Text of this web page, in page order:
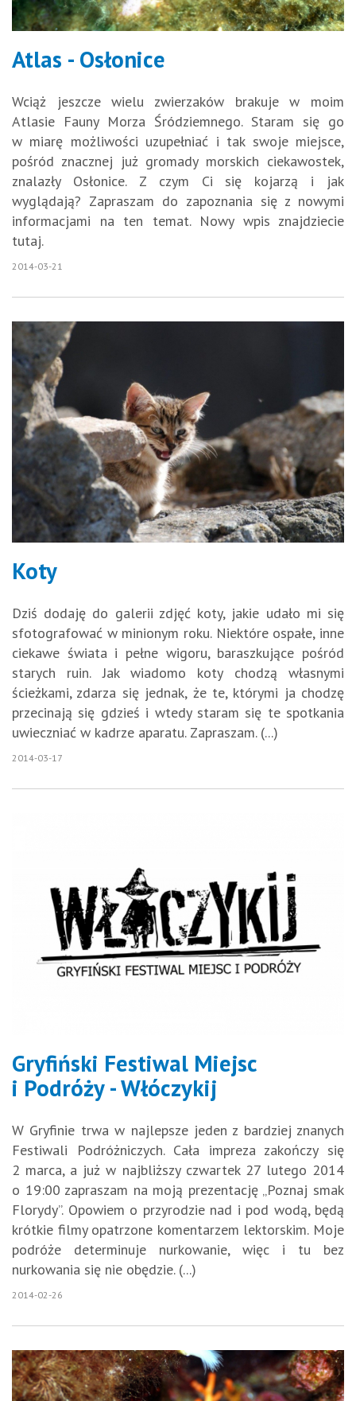
Atlas - Osłonice
Wciąż jeszcze wielu zwierzaków brakuje w moim
Atlasie Fauny Morza Śródziemnego. Staram się go
w miarę możliwości uzupełniać i tak swoje miejsce,
pośród znacznej już gromady morskich ciekawostek,
znalazły Osłonice. Z czym Ci się kojarzą i jak
wyglądają? Zapraszam do zapoznania się z nowymi
informacjami na ten temat. Nowy wpis znajdziecie
tutaj.
2014-03-21
Koty
Dziś dodaję do galerii zdjęć koty, jakie udało mi się
sfotografować w minionym roku. Niektóre ospałe, inne
ciekawe świata i pełne wigoru, baraszkujące pośród
starych ruin. Jak wiadomo koty chodzą własnymi
ścieżkami, zdarza się jednak, że te, którymi ja chodzę
przecinają się gdzieś i wtedy staram się te spotkania
uwieczniać w kadrze aparatu. Zapraszam. (...)
2014-03-17
Gryfiński Festiwal Miejsc
i Podróży - Włóczykij
W Gryfinie trwa w najlepsze jeden z bardziej znanych
Festiwali Podróżniczych. Cała impreza zakończy się
2 marca, a już w najbliższy czwartek 27 lutego 2014
o 19:00 zapraszam na moją prezentację „Poznaj smak
Florydy”. Opowiem o przyrodzie nad i pod wodą, będą
krótkie filmy opatrzone komentarzem lektorskim. Moje
podróże determinuje nurkowanie, więc i tu bez
nurkowania się nie obędzie. (...)
2014-02-26